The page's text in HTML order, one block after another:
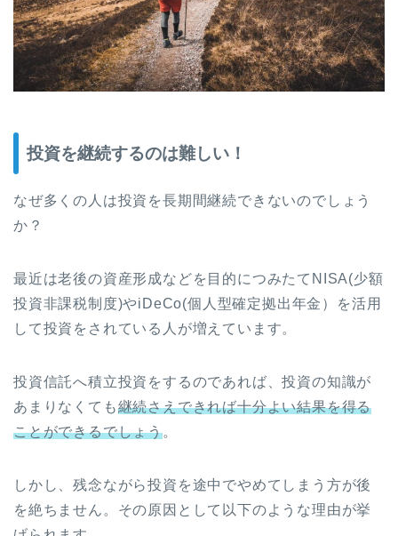
投資を継続するのは難しい！
なぜ多くの人は投資を長期間継続できないのでしょう
か？
最近は老後の資産形成などを目的につみたてNISA(少額
投資非課税制度)やiDeCo(個人型確定拠出年金）を活用
して投資をされている人が増えています。
投資信託へ積立投資をするのであれば、投資の知識が
あまりなくても継続さえできれば十分よい結果を得る
ことができるでしょう。
しかし、残念ながら投資を途中でやめてしまう方が後
を絶ちません。その原因として以下のような理由が挙